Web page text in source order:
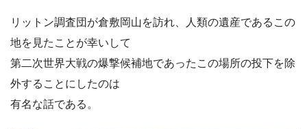
リットン調査団が倉敷岡山を訪れ、人類の遺産であるこの
地を見たことが幸いして
第二次世界大戦の爆撃候補地であったこの場所の投下を除
外することにしたのは
有名な話である。